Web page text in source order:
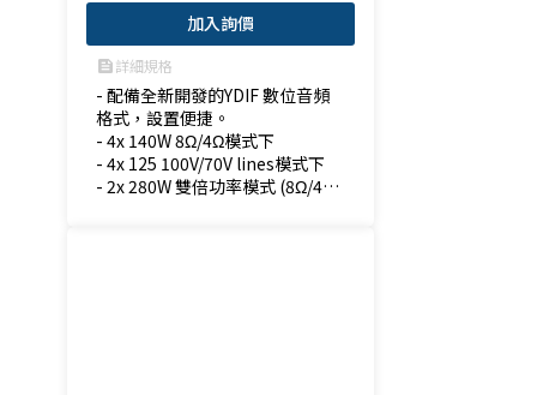
加入詢價
feed詳細規格
- 配備全新開發的YDIF 數位音頻
格式，設置便捷。
- 4x 140W 8Ω/4Ω模式下
- 4x 125 100V/70V lines模式下
- 2x 280W 雙倍功率模式 (8Ω/4Ω)